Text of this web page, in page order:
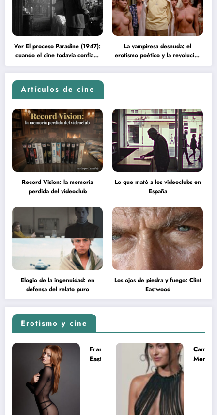
Ver El proceso Paradine (1947):
cuando el cine todavía confiaba
en la inteligencia del espectador
La vampiresa desnuda: el
erotismo poético y la revolución
psicodélica de Jean Rollin
Artículos de cine
Record Vision: la memoria
perdida del videoclub
Lo que mató a los videoclubs en
España
Elogio de la ingenuidad: en
defensa del relato puro
Los ojos de piedra y fuego: Clint
Eastwood
Erotismo y cine
Francesca
Eastwood y
Camila
Mendes